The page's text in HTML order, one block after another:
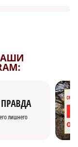
лишнего